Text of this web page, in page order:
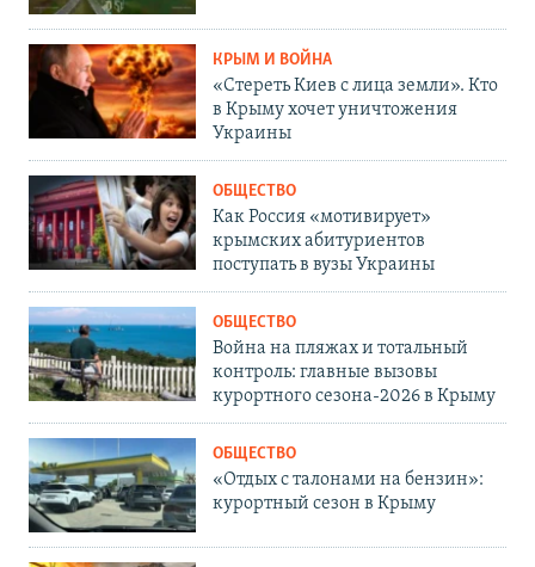
КРЫМ И ВОЙНА
«Стереть Киев с лица земли». Кто
в Крыму хочет уничтожения
Украины
ОБЩЕСТВО
Как Россия «мотивирует»
крымских абитуриентов
поступать в вузы Украины
ОБЩЕСТВО
Война на пляжах и тотальный
контроль: главные вызовы
курортного сезона-2026 в Крыму
ОБЩЕСТВО
«Отдых с талонами на бензин»:
курортный сезон в Крыму